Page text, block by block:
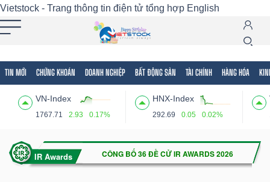
Vietstock - Trang thông tin điện tử tổng hợp English
TIN MỚI CHỨNG KHOÁN DOANH NGHIỆP BẤT ĐỘNG SẢN TÀI CHÍNH HÀNG HÓA
VN-Index
1767.71 2.93 0.17%
HNX-Index
292.69 0.05 0.02%
Tất cả Tính năng Ngành Mã chứng khoán
Tính
(-)
VIETSTOCK